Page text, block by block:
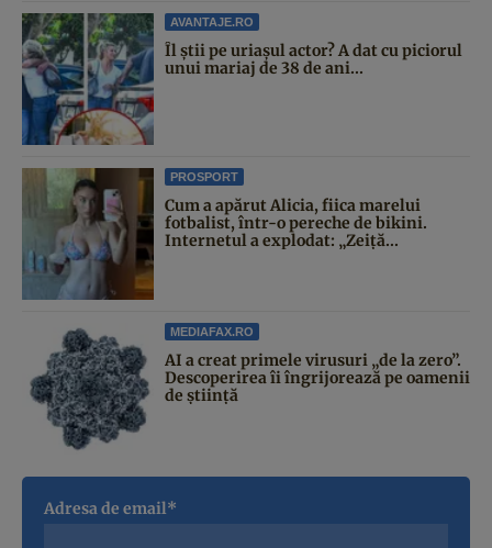
AVANTAJE.RO
Îl știi pe uriașul actor? A dat cu piciorul
unui mariaj de 38 de ani...
PROSPORT
Cum a apărut Alicia, fiica marelui
fotbalist, într-o pereche de bikini.
Internetul a explodat: „Zeiță...
MEDIAFAX.RO
AI a creat primele virusuri „de la zero”.
Descoperirea îi îngrijorează pe oamenii
de știință
Adresa de email*